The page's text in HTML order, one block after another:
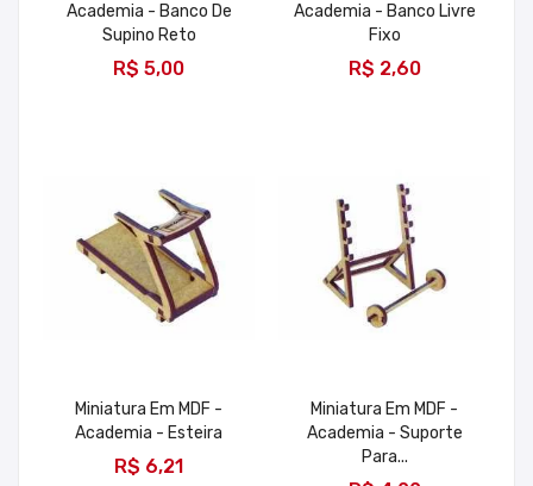
Academia - Banco De
Supino Reto
R$ 5,00
Academia - Banco Livre
Fixo
R$ 2,60
Miniatura Em MDF -
Academia - Esteira
R$ 6,21
Miniatura Em MDF -
Academia - Suporte
Para...